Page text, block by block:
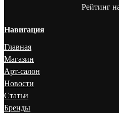
Рейтинг
Навигация
Главная
Магазин
Арт-салон
Новости
Статьи
Бренды